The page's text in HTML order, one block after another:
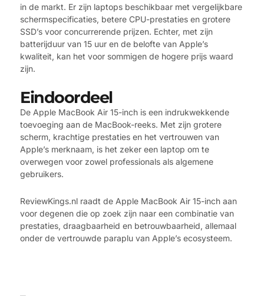
in de markt. Er zijn laptops beschikbaar met vergelijkbare
schermspecificaties, betere CPU-prestaties en grotere
SSD’s voor concurrerende prijzen. Echter, met zijn
batterijduur van 15 uur en de belofte van Apple’s
kwaliteit, kan het voor sommigen de hogere prijs waard
zijn.
Eindoordeel
De Apple MacBook Air 15-inch is een indrukwekkende
toevoeging aan de MacBook-reeks. Met zijn grotere
scherm, krachtige prestaties en het vertrouwen van
Apple’s merknaam, is het zeker een laptop om te
overwegen voor zowel professionals als algemene
gebruikers.
ReviewKings.nl raadt de Apple MacBook Air 15-inch aan
voor degenen die op zoek zijn naar een combinatie van
prestaties, draagbaarheid en betrouwbaarheid, allemaal
onder de vertrouwde paraplu van Apple’s ecosysteem.